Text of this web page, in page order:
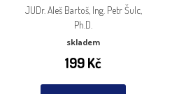
JUDr. Aleš Bartoš, Ing. Petr Šulc,
Ph.D.
skladem
199Kč